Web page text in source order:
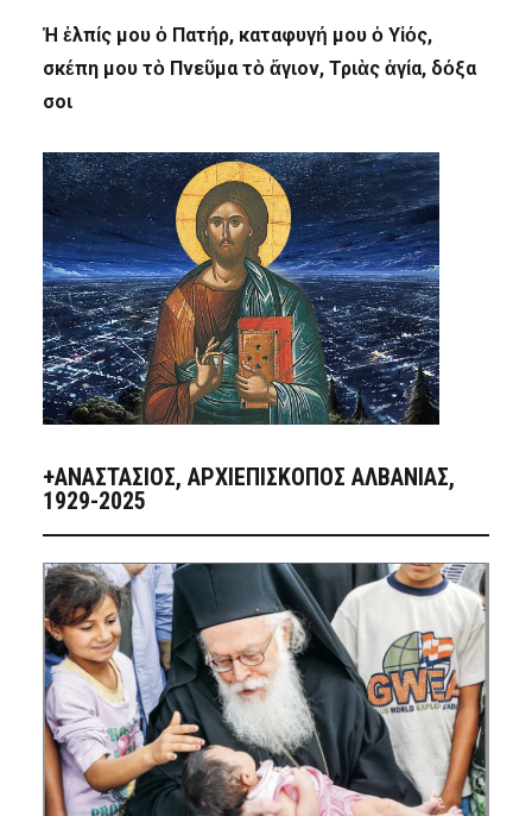
Ἡ ἐλπίς μου ὁ Πατήρ, καταφυγή μου ὁ Υἱός,
σκέπη μου τὸ Πνεῦμα τὸ ἅγιον, Τριὰς ἁγία, δόξα
σοι
+ΑΝΑΣΤΆΣΙΟΣ, ΑΡΧΙΕΠΊΣΚΟΠΟΣ ΑΛΒΑΝΊΑΣ,
1929-2025